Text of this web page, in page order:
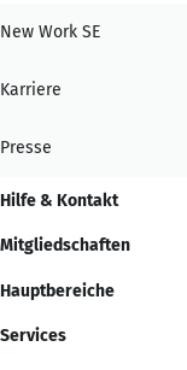
New Work SE
Karriere
Presse
Hilfe & Kontakt
Mitgliedschaften
Hauptbereiche
Services